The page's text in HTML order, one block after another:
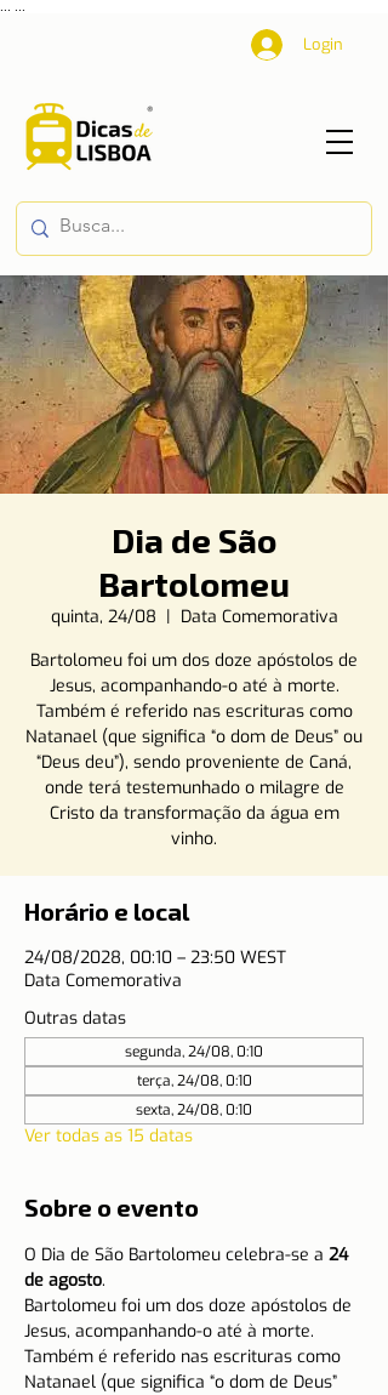
Login
Dia de São
Bartolomeu
quinta, 24/08
  |
Data Comemorativa
Bartolomeu foi um dos doze apóstolos de
Jesus, acompanhando-o até à morte.
Também é referido nas escrituras como
Natanael (que significa “o dom de Deus” ou
“Deus deu”), sendo proveniente de Caná,
onde terá testemunhado o milagre de
Cristo da transformação da água em
vinho.
Horário e local
24/08/2028, 00:10 – 23:50 WEST
Data Comemorativa
Outras datas
segunda, 24/08, 0:10
terça, 24/08, 0:10
sexta, 24/08, 0:10
Ver todas as 15 datas
Sobre o evento
O Dia de São Bartolomeu celebra-se a 24
de agosto.
Bartolomeu foi um dos doze apóstolos de
Jesus, acompanhando-o até à morte.
Também é referido nas escrituras como
Natanael (que significa “o dom de Deus”